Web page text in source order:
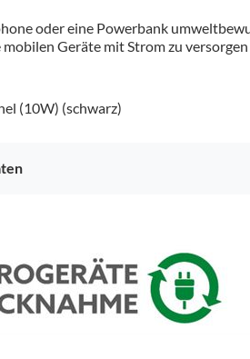
oder eine Powerbank
Geräte mit Strom zu
(10W) (schwarz)